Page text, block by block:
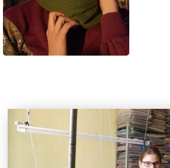
Alle ansehen